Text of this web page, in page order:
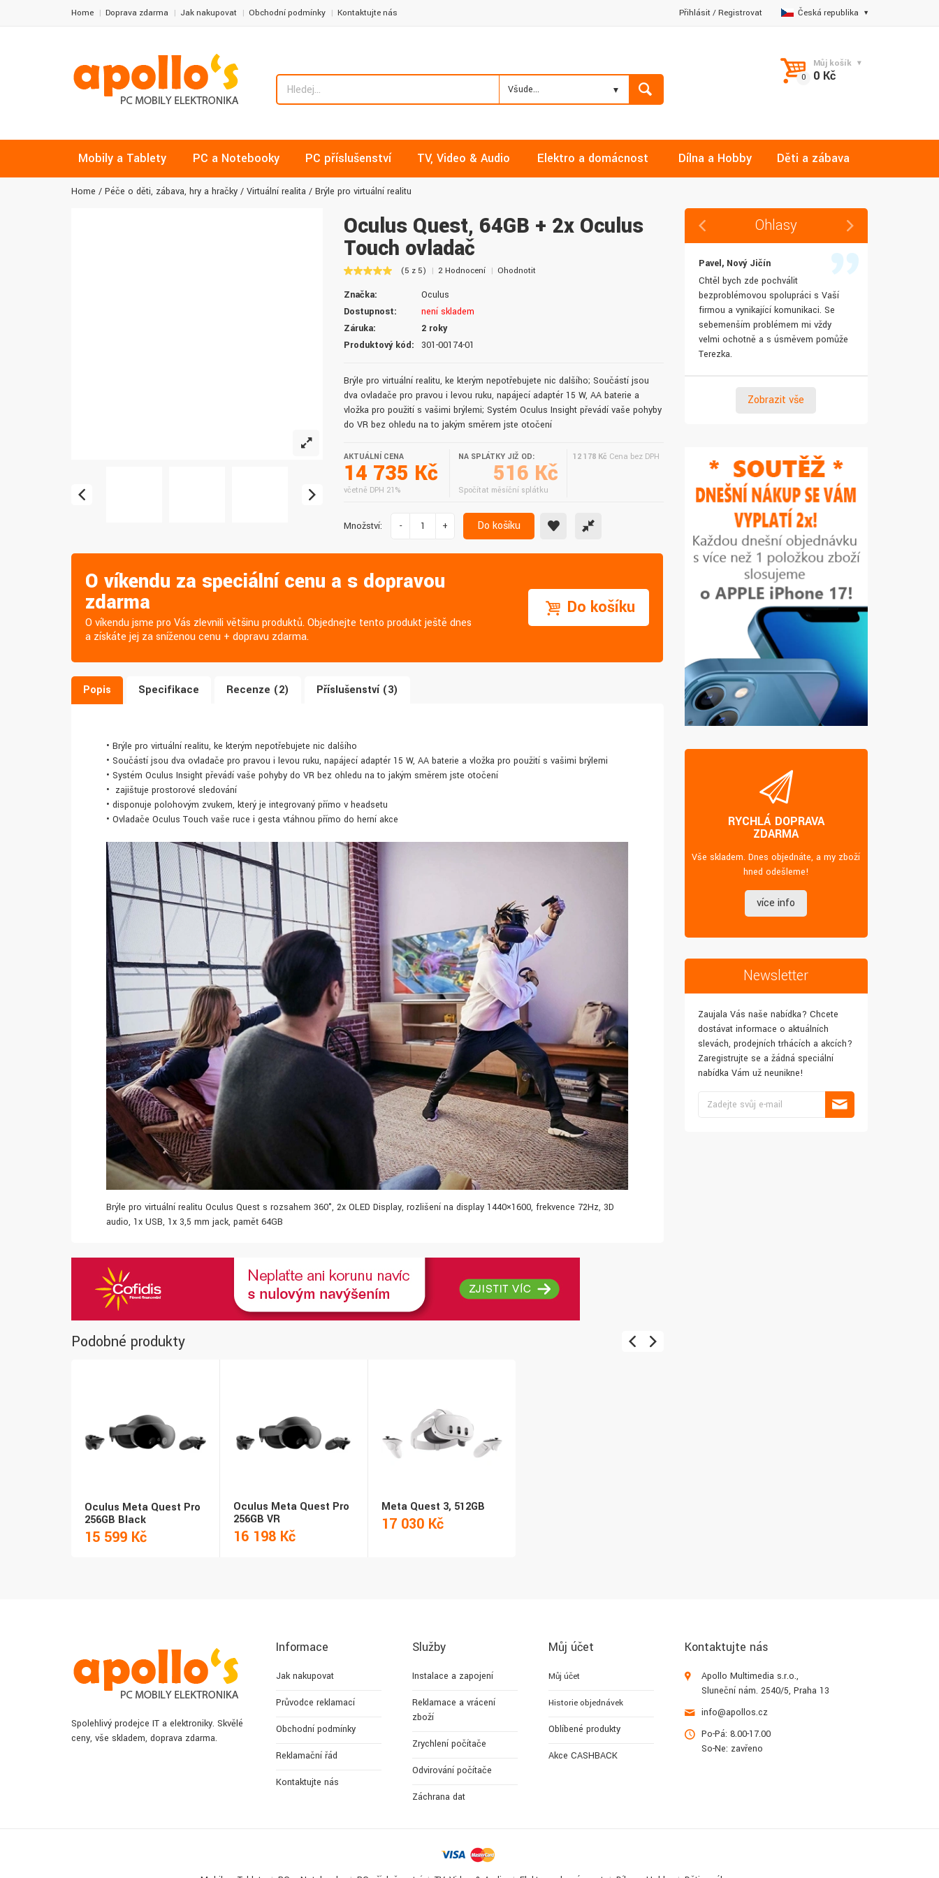
Home Doprava zdarma Jak nakupovat Obchodní podmínky Kontaktujte nás Česká republika
Přihlásit/Registrovat
Všude...
Můj košík
0 Kč
Mobily a Tablety PC a Notebooky PC příslušenství TV, Video & Audio Elektro a domácnost Dílna a Hobby Děti a zábava
Home Péče o děti, zábava, hry a hračky Virtuální realita Brýle pro virtuální realitu
Oculus Quest, 64GB + 2x Oculus
Touch ovladač
(5 z 5) 2 Hodnocení Ohodnotit
Značka:
Oculus
Dostupnost:
není skladem
Záruka:
2 roky
Produktový kód:
301-00174-01
Brýle pro virtuální realitu, ke kterým nepotřebujete nic dalšího; Součástí jsou
dva ovladače pro pravou i levou ruku, napájecí adaptér 15 W, AA baterie a
vložka pro použití s vašimi brýlemi; Systém Oculus Insight převádí vaše pohyby
do VR bez ohledu na to jakým směrem jste otočení
AKTUÁLNÍ CENA
14 735 Kč
včetně DPH 21%
NA SPLÁTKY JIŽ OD:
516 Kč
Spočítat měsíční splátku
12 178 Kč Cena bez DPH
Množství: - + Do košíku
O víkendu za speciální cenu a s dopravou
zdarma
O víkendu jsme pro Vás zlevnili většinu produktů. Objednejte tento produkt ještě dnes
a získáte jej za sníženou cenu + dopravu zdarma.
Do košíku
Popis Specifikace Recenze (2) Příslušenství (3)
• Brýle pro virtuální realitu, ke kterým nepotřebujete nic dalšího
• Součástí jsou dva ovladače pro pravou i levou ruku, napájecí adaptér 15 W, AA baterie a vložka pro použití s vašimi brýlemi
• Systém Oculus Insight převádí vaše pohyby do VR bez ohledu na to jakým směrem jste otočení
• zajišťuje prostorové sledování
• disponuje polohovým zvukem, který je integrovaný přímo v headsetu
• Ovladače Oculus Touch vaše ruce i gesta vtáhnou přímo do herní akce
Brýle pro virtuální realitu Oculus Quest s rozsahem 360°, 2x OLED Display, rozlišení na display 1440×1600, frekvence 72Hz, 3D
audio, 1x USB, 1x 3,5 mm jack, paměť 64GB
Podobné produkty
Oculus Meta Quest Pro
256GB Black
15 599 Kč
Oculus Meta Quest Pro
256GB VR
16 198 Kč
Meta Quest 3, 512GB
17 030 Kč
Ohlasy
Milan, Mělník
vždy v pořádku. Vše skladem a za
normální ceny. Třešničkou na dortu je
doručení do druhého dne.
Pavel, Nový Jičín
Chtěl bych zde pochválit
bezproblémovou spolupráci s Vaší
firmou a vynikající komunikaci. Se
sebemenším problémem mi vždy
velmi ochotně a s úsměvem pomůže
Terezka.
Zobrazit vše
RYCHLÁ DOPRAVA
ZDARMA
Vše skladem. Dnes objednáte, a my zboží
hned odešleme!
více info
Newsletter
Zaujala Vás naše nabídka? Chcete
dostávat informace o aktuálních
slevách, prodejních trhácích a akcích?
Zaregistrujte se a žádná speciální
nabídka Vám už neunikne!
Spolehlivý prodejce IT a elektroniky. Skvělé
ceny, vše skladem, doprava zdarma.
Informace
Jak nakupovat
Průvodce reklamací
Obchodní podmínky
Reklamační řád
Kontaktujte nás
Služby
Instalace a zapojení
Reklamace a vrácení
zboží
Zrychlení počítače
Odvirování počítače
Záchrana dat
Můj účet
Můj účet
Historie objednávek
Oblíbené produkty
Akce CASHBACK
Kontaktujte nás
Apollo Multimedia s.r.o.,
Sluneční nám. 2540/5, Praha 13
info@apollos.cz
Po-Pá: 8.00-17.00
So-Ne: zavřeno